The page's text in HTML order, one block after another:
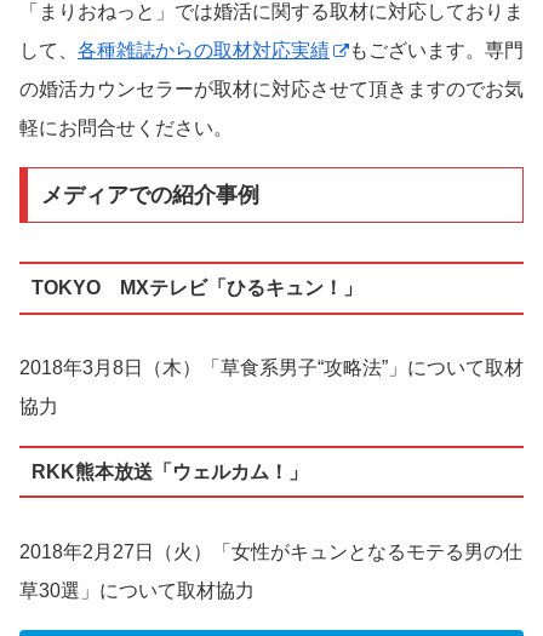
「まりおねっと」では婚活に関する取材に対応しておりま
して、 各種雑誌からの取材対応実績
もございます。専門
の婚活カウンセラーが取材に対応させて頂きますのでお気
軽にお問合せください。
メディアでの紹介事例
TOKYO MXテレビ「ひるキュン！」
2018年3月8日（木）「草食系男子“攻略法”」について取材
協力
RKK熊本放送「ウェルカム！」
2018年2月27日（火）「女性がキュンとなるモテる男の仕
草30選」について取材協力